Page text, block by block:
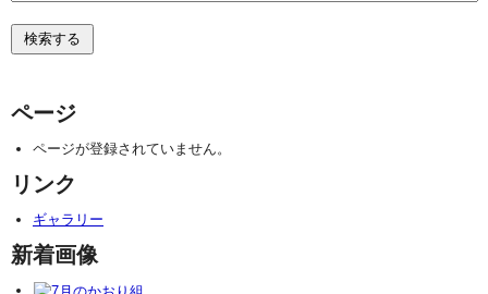
ページ
ページが登録されていません。
リンク
ギャラリー
新着画像